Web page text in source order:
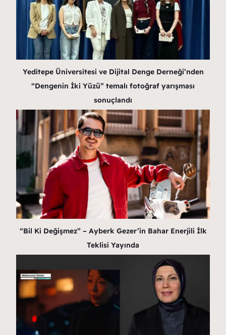
Yeditepe Üniversitesi ve Dijital Denge Derneği’nden
“Dengenin İki Yüzü” temalı fotoğraf yarışması
sonuçlandı
“Bil Ki Değişmez” – Ayberk Gezer’in Bahar Enerjili İlk
Teklisi Yayında